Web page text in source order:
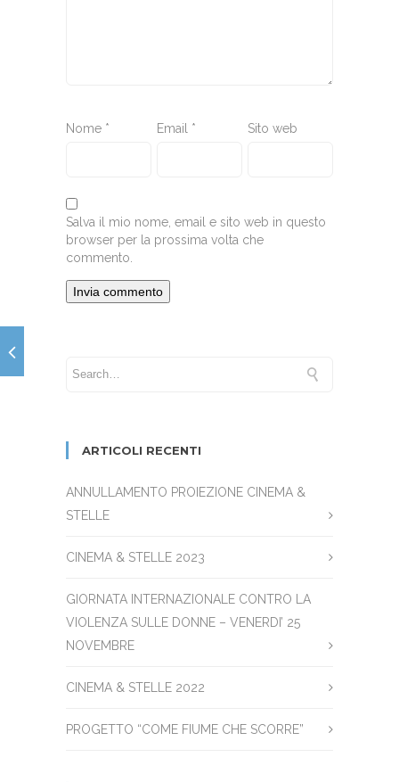
Nome * Email * Sito web
Salva il mio nome, email e sito web in questo
browser per la prossima volta che
commento.
ARTICOLI RECENTI
ANNULLAMENTO PROIEZIONE CINEMA &
STELLE
CINEMA & STELLE 2023
GIORNATA INTERNAZIONALE CONTRO LA
VIOLENZA SULLE DONNE – VENERDI’ 25
NOVEMBRE
CINEMA & STELLE 2022
PROGETTO “COME FIUME CHE SCORRE”